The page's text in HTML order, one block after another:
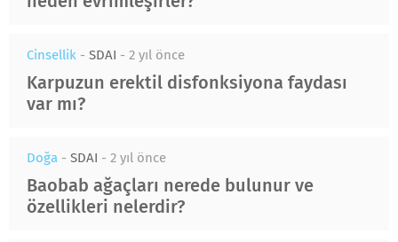
Cinsellik - SDAI - 2 yıl önce
Karpuzun erektil disfonksiyona faydası
var mı?
Doğa - SDAI - 2 yıl önce
Baobab ağaçları nerede bulunur ve
özellikleri nelerdir?